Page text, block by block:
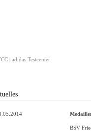
| adidas Testcenter
BSV